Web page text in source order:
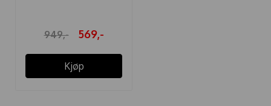
949,- 569,-
Kjøp